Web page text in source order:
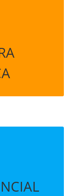
AS
COM